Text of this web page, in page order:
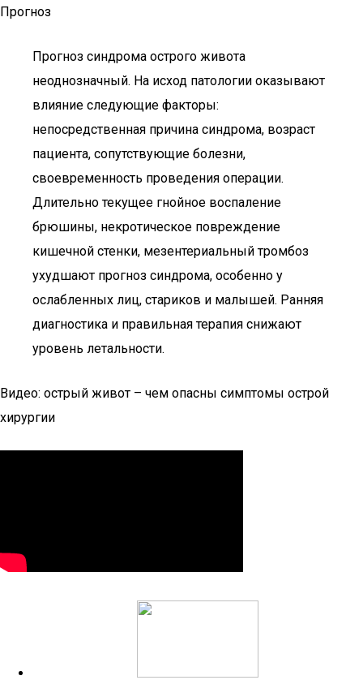
Прогноз
Прогноз синдрома острого живота
неоднозначный. На исход патологии оказывают
влияние следующие факторы:
непосредственная причина синдрома, возраст
пациента, сопутствующие болезни,
своевременность проведения операции.
Длительно текущее гнойное воспаление
брюшины, некротическое повреждение
кишечной стенки, мезентериальный тромбоз
ухудшают прогноз синдрома, особенно у
ослабленных лиц, стариков и малышей. Ранняя
диагностика и правильная терапия снижают
уровень летальности.
Видео: острый живот – чем опасны симптомы острой
хирургии